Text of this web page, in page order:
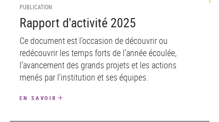
PUBLICATION
Rapport d'activité 2025
Ce document est l'occasion de découvrir ou
redécouvrir les temps forts de l'année écoulée,
l'avancement des grands projets et les actions
menés par l'institution et ses équipes.
EN SAVOIR